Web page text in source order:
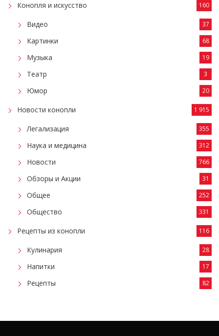
Конопля и искусство 160
Видео 37
Картинки 68
Музыка 19
Театр 3
Юмор 20
Новости конопли 1 915
Легализация 355
Наука и медицина 312
Новости 766
Обзоры и Акции 31
Общее 252
Общество 331
Рецепты из конопли 116
Кулинария 28
Напитки 17
Рецепты 82